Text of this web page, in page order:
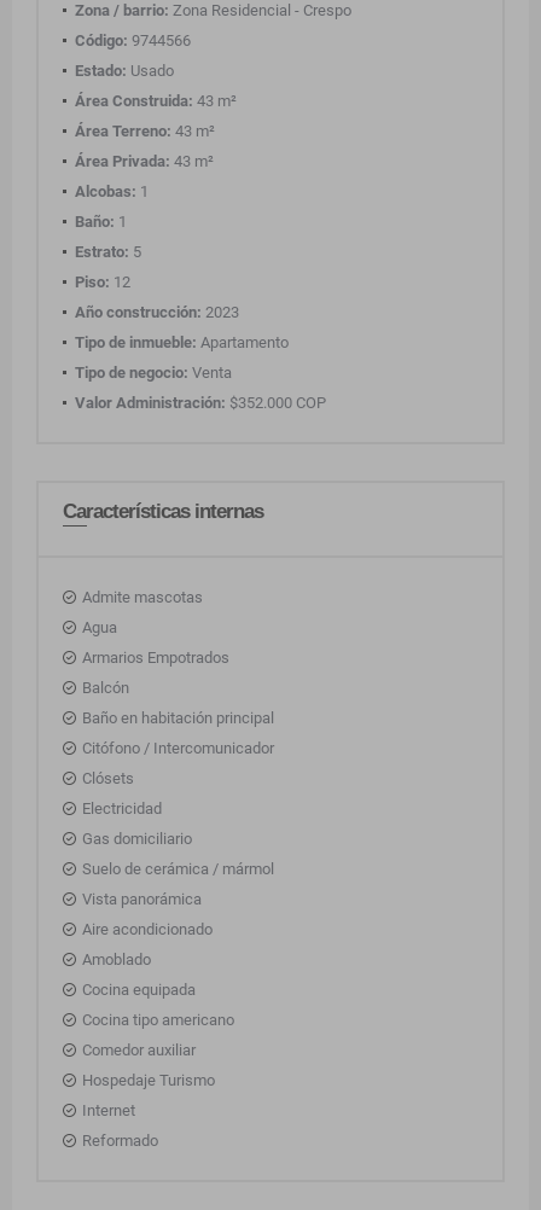
Zona / barrio: Zona Residencial - Crespo
Código: 9744566
Estado: Usado
Área Construida: 43 m²
Área Terreno: 43 m²
Área Privada: 43 m²
Alcobas: 1
Baño: 1
Estrato: 5
Piso: 12
Año construcción: 2023
Tipo de inmueble: Apartamento
Tipo de negocio: Venta
Valor Administración: $352.000 COP
Características internas
Admite mascotas
Agua
Armarios Empotrados
Balcón
Baño en habitación principal
Citófono / Intercomunicador
Clósets
Electricidad
Gas domiciliario
Suelo de cerámica / mármol
Vista panorámica
Aire acondicionado
Amoblado
Cocina equipada
Cocina tipo americano
Comedor auxiliar
Hospedaje Turismo
Internet
Reformado